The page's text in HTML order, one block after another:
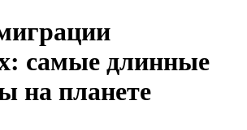
самые длинные
на планете